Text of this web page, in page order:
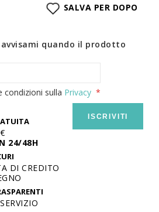
SALVA PER DOPO
quando il prodotto
condizioni sulla Privacy
ISCRIVITI
24/48H
DI CREDITO